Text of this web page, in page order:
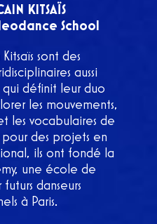
KITSAÏS
School
sont des
aussi
définit leur duo
les mouvements,
les vocabulaires de
pour des projets en
ils ont fondé la
une école de
danseurs
à Paris.